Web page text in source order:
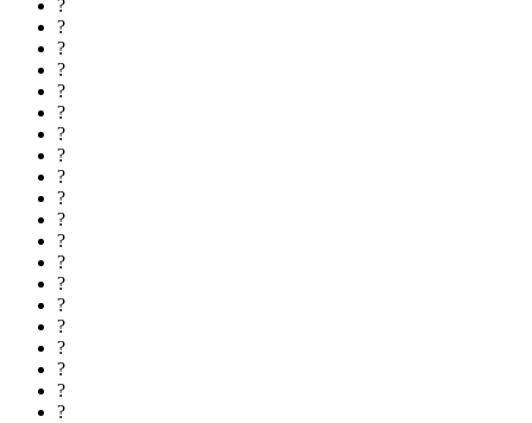
?
?
?
?
?
?
?
?
?
?
?
?
?
?
?
?
?
?
?
?